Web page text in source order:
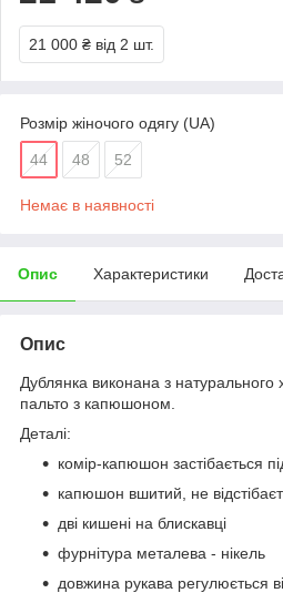
21 000 ₴ від 2 шт.
Розмір жіночого одягу (UA)
44 48 52
Немає в наявності
Опис Характеристики
Опис
Дублянка виконана з натурального
пальто з капюшоном.
Деталі:
комір-капюшон застібається
капюшон вшитий, не
дві кишені на блискавці
фурнітура металева - нікель
довжина рукава регулюється